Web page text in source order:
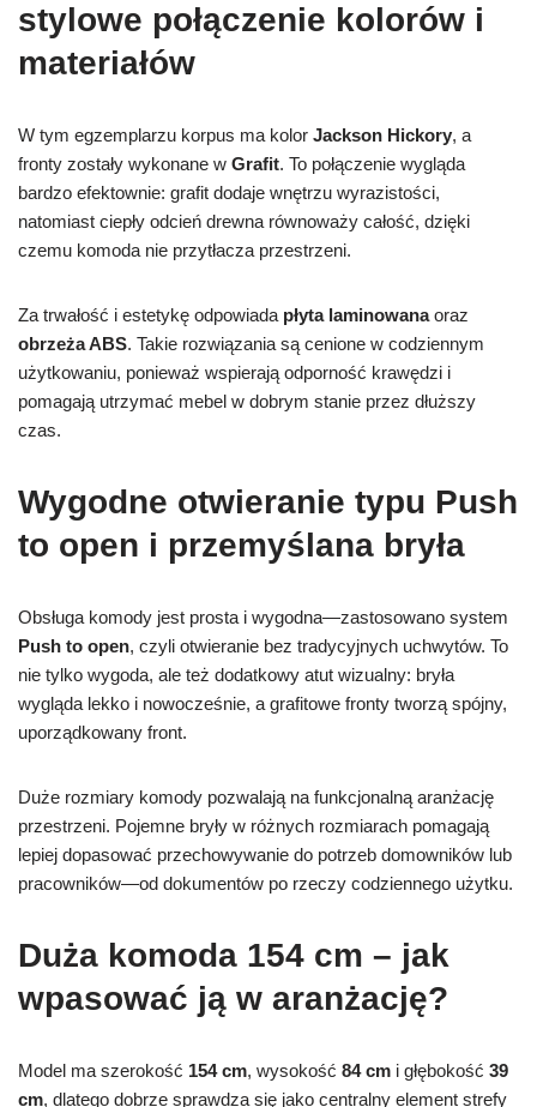
stylowe połączenie kolorów i
materiałów
W tym egzemplarzu korpus ma kolor Jackson Hickory, a
fronty zostały wykonane w Grafit. To połączenie wygląda
bardzo efektownie: grafit dodaje wnętrzu wyrazistości,
natomiast ciepły odcień drewna równoważy całość, dzięki
czemu komoda nie przytłacza przestrzeni.
Za trwałość i estetykę odpowiada płyta laminowanaoraz
obrzeża ABS. Takie rozwiązania są cenione w codziennym
użytkowaniu, ponieważ wspierają odporność krawędzi i
pomagają utrzymać mebel w dobrym stanie przez dłuższy
czas.
Wygodne otwieranie typu Push
to open i przemyślana bryła
Obsługa komody jest prosta i wygodna—zastosowano system
Push to open, czyli otwieranie bez tradycyjnych uchwytów. To
nie tylko wygoda, ale też dodatkowy atut wizualny: bryła
wygląda lekko i nowocześnie, a grafitowe fronty tworzą spójny,
uporządkowany front.
Duże rozmiary komody pozwalają na funkcjonalną aranżację
przestrzeni. Pojemne bryły w różnych rozmiarach pomagają
lepiej dopasować przechowywanie do potrzeb domowników lub
pracowników—od dokumentów po rzeczy codziennego użytku.
Duża komoda 154 cm – jak
wpasować ją w aranżację?
Model ma szerokość 154 cm, wysokość 84 cm i głębokość 39
cm, dlatego dobrze sprawdza się jako centralny element strefy